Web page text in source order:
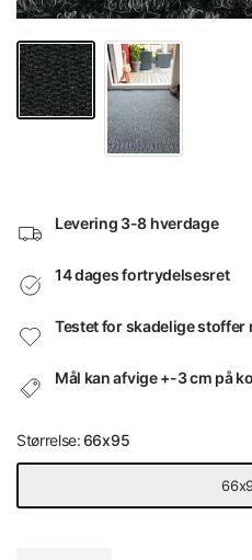
Levering 3-8 hverdage
14 dages fortrydelsesret
Testet for skadelige stoffer
Mål kan afvige +-3 cm på
Størrelse:66x95